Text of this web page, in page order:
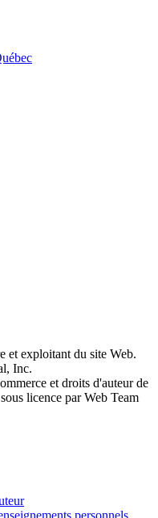
et exploitant du site Web.
Inc.
et droits d'auteur de
licence par Web Team